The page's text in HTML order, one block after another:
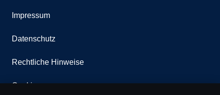
Impressum
Datenschutz
Rechtliche Hinweise
Cookies